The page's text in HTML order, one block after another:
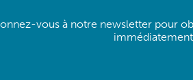
vous à notre newsletter pour
immédiatement